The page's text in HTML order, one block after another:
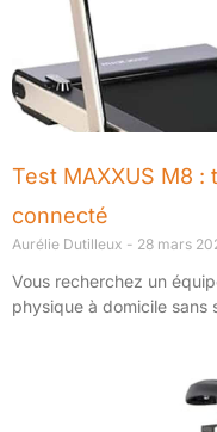
Test MAXXUS M8
connecté
Aurélie Dutilleux 28 mars
Vous recherchez un
physique à domicile